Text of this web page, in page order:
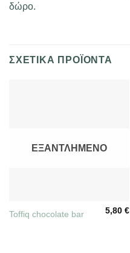
δώρο.
ΣΧΕΤΙΚΆ ΠΡΟΪΌΝΤΑ
ΕΞΑΝΤΛΗΜΈΝΟ
Toffiq chocolate bar 5,80€